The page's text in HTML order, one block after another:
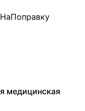
НаПоправку